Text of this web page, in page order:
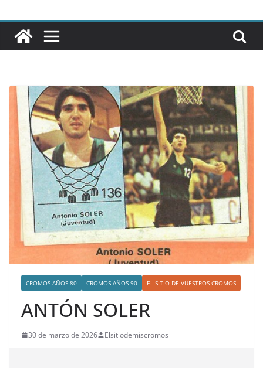
CROMOS AÑOS 80 CROMOS AÑOS 90 EL SITIO DE VUESTROS CROMOS
ANTÓN SOLER
30 de marzo de 2026 Elsitiodemiscromos